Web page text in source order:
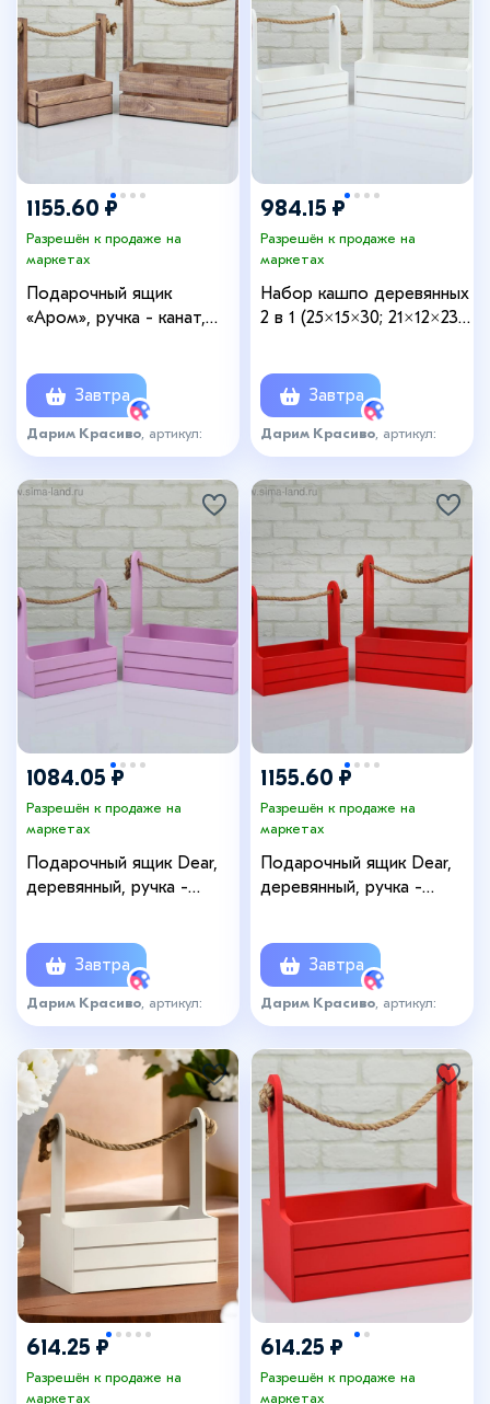
1155.60 ₽
Разрешён к продаже на
маркетах
Подарочный ящик
«Аром», ручка - канат,
Завтра
Дарим Красиво , артикул:
4636216
984.15 ₽
Разрешён к продаже на
маркетах
Набор кашпо деревянных
2 в 1 (25×15×30; 21×12×23
Завтра
Дарим Красиво , артикул:
4636217
1084.05 ₽
Разрешён к продаже на
маркетах
Подарочный ящик Dear,
деревянный, ручка -
Завтра
Дарим Красиво , артикул:
4636221
1155.60 ₽
Разрешён к продаже на
маркетах
Подарочный ящик Dear,
деревянный, ручка -
Завтра
Дарим Красиво , артикул:
4636223
614.25 ₽
Разрешён к продаже на
маркетах
614.25 ₽
Разрешён к продаже на
маркетах